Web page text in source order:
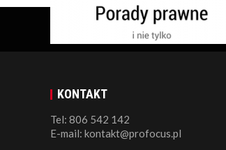
KONTAKT
Tel: 806 542 142
E-mail: kontakt@profocus.pl